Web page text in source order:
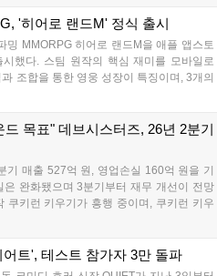
용은 공식 커뮤니티에서 확인 가능하다....
'히어로 랜드M' 정식 출시
밍 MMORPG 히어로 랜드M을 애플 앱스토
했다. 스팀 원작의 핵심 재미를 모바일로
조합을 통한 영웅 성장이 특징이며, 3개의
전투와 길드전 등 다양한 콘텐츠를 제공한
공식 라운지에서 확인할 수 있다. 이용자
레이를 통해 성장을 지원받을 수 있다....
목표" 데브시스터즈, 26년 2분기
기 매출 527억 원, 영업손실 160억 원을 기
은 완화됐으며 3분기부터 재무 개선이 전망
쿠키런 키우기가 흥행 중이며, 쿠키런 키우
으로 2주 간격의 콘텐츠를 제공한다. 또한
신작 흥행을 통해 하반기 실적 턴어라운드
트', 테스트 참가자 3만 돌파